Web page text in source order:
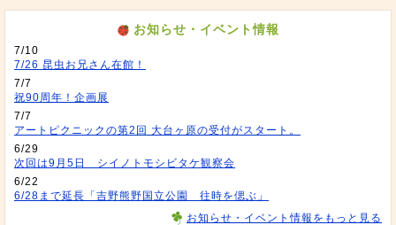
お知らせ・イベント情報
7/10
7/26 昆虫お兄さん在館！
7/7
祝90周年！企画展
7/7
アートピクニックの第2回 大台ヶ原の受付がスタート。
6/29
次回は9月5日 シイノトモシビタケ観察会
6/22
6/28まで延長「吉野熊野国立公園 往時を偲ぶ」
お知らせ・イベント情報をもっと見る